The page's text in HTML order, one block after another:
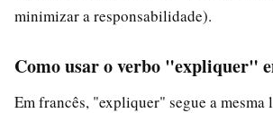
minimizar a responsabilidade).
Como usar o verbo "expliquer"
Em francês, "expliquer" segue a mesma